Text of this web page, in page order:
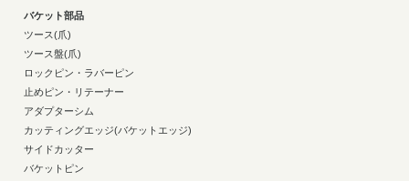
バケット部品
ツース(爪)
ツース盤(爪)
ロックピン・ラバーピン
止めピン・リテーナー
アダプターシム
カッティングエッジ(バケットエッジ)
サイドカッター
バケットピン